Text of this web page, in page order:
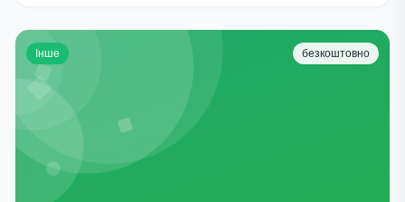
Інше безкоштовно